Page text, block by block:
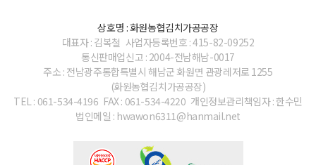
상호명 : 화원농협김치가공공장
대표자 : 김복철 사업자등록번호 : 415-82-09252
통신판매업신고 : 2004-전남해남-0017
주소 : 전남광주통합특별시 해남군 화원면 관광레저로 1255
(화원농협김치가공공장)
TEL : 061-534-4196 FAX : 061-534-4220 개인정보관리책임자 : 한수민
법인메일 : hwawon6311@hanmail.net